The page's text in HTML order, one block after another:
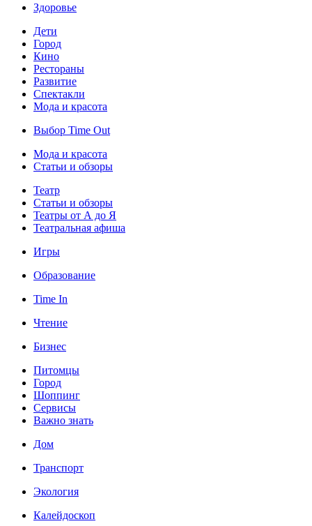
Здоровье
Дети
Город
Кино
Рестораны
Развитие
Спектакли
Мода и красота
Выбор Time Out
Мода и красота
Статьи и обзоры
Театр
Статьи и обзоры
Театры от А до Я
Театральная афиша
Игры
Образование
Time In
Чтение
Бизнес
Питомцы
Город
Шоппинг
Сервисы
Важно знать
Дом
Транспорт
Экология
Калейдоскоп